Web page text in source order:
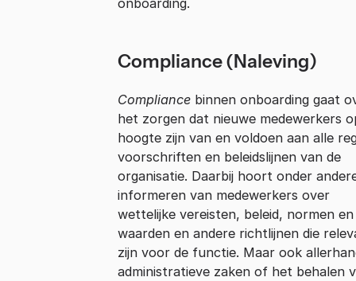
Compliance (Naleving)
Compliance binnen onboarding gaat
het zorgen dat nieuwe medewerkers
hoogte zijn van en voldoen aan alle
voorschriften en beleidslijnen van de
organisatie. Daarbij hoort onder
informeren van medewerkers over
wettelijke vereisten, beleid, normen en
waarden en andere richtlijnen die
zijn voor de functie. Maar ook
administratieve zaken of het behalen